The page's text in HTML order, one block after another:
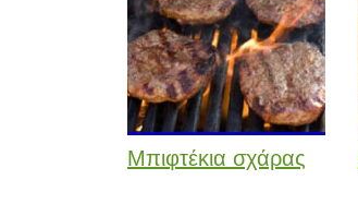
Μπιφτέκια σχάρας